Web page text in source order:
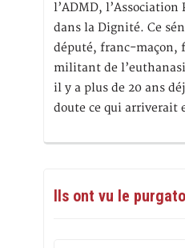
l’ADMD,
dans la Dignité. Ce
député, franc-maçon,
militant de
il y a plus de 20 ans
doute ce qui arriverait
Ils ont vu le